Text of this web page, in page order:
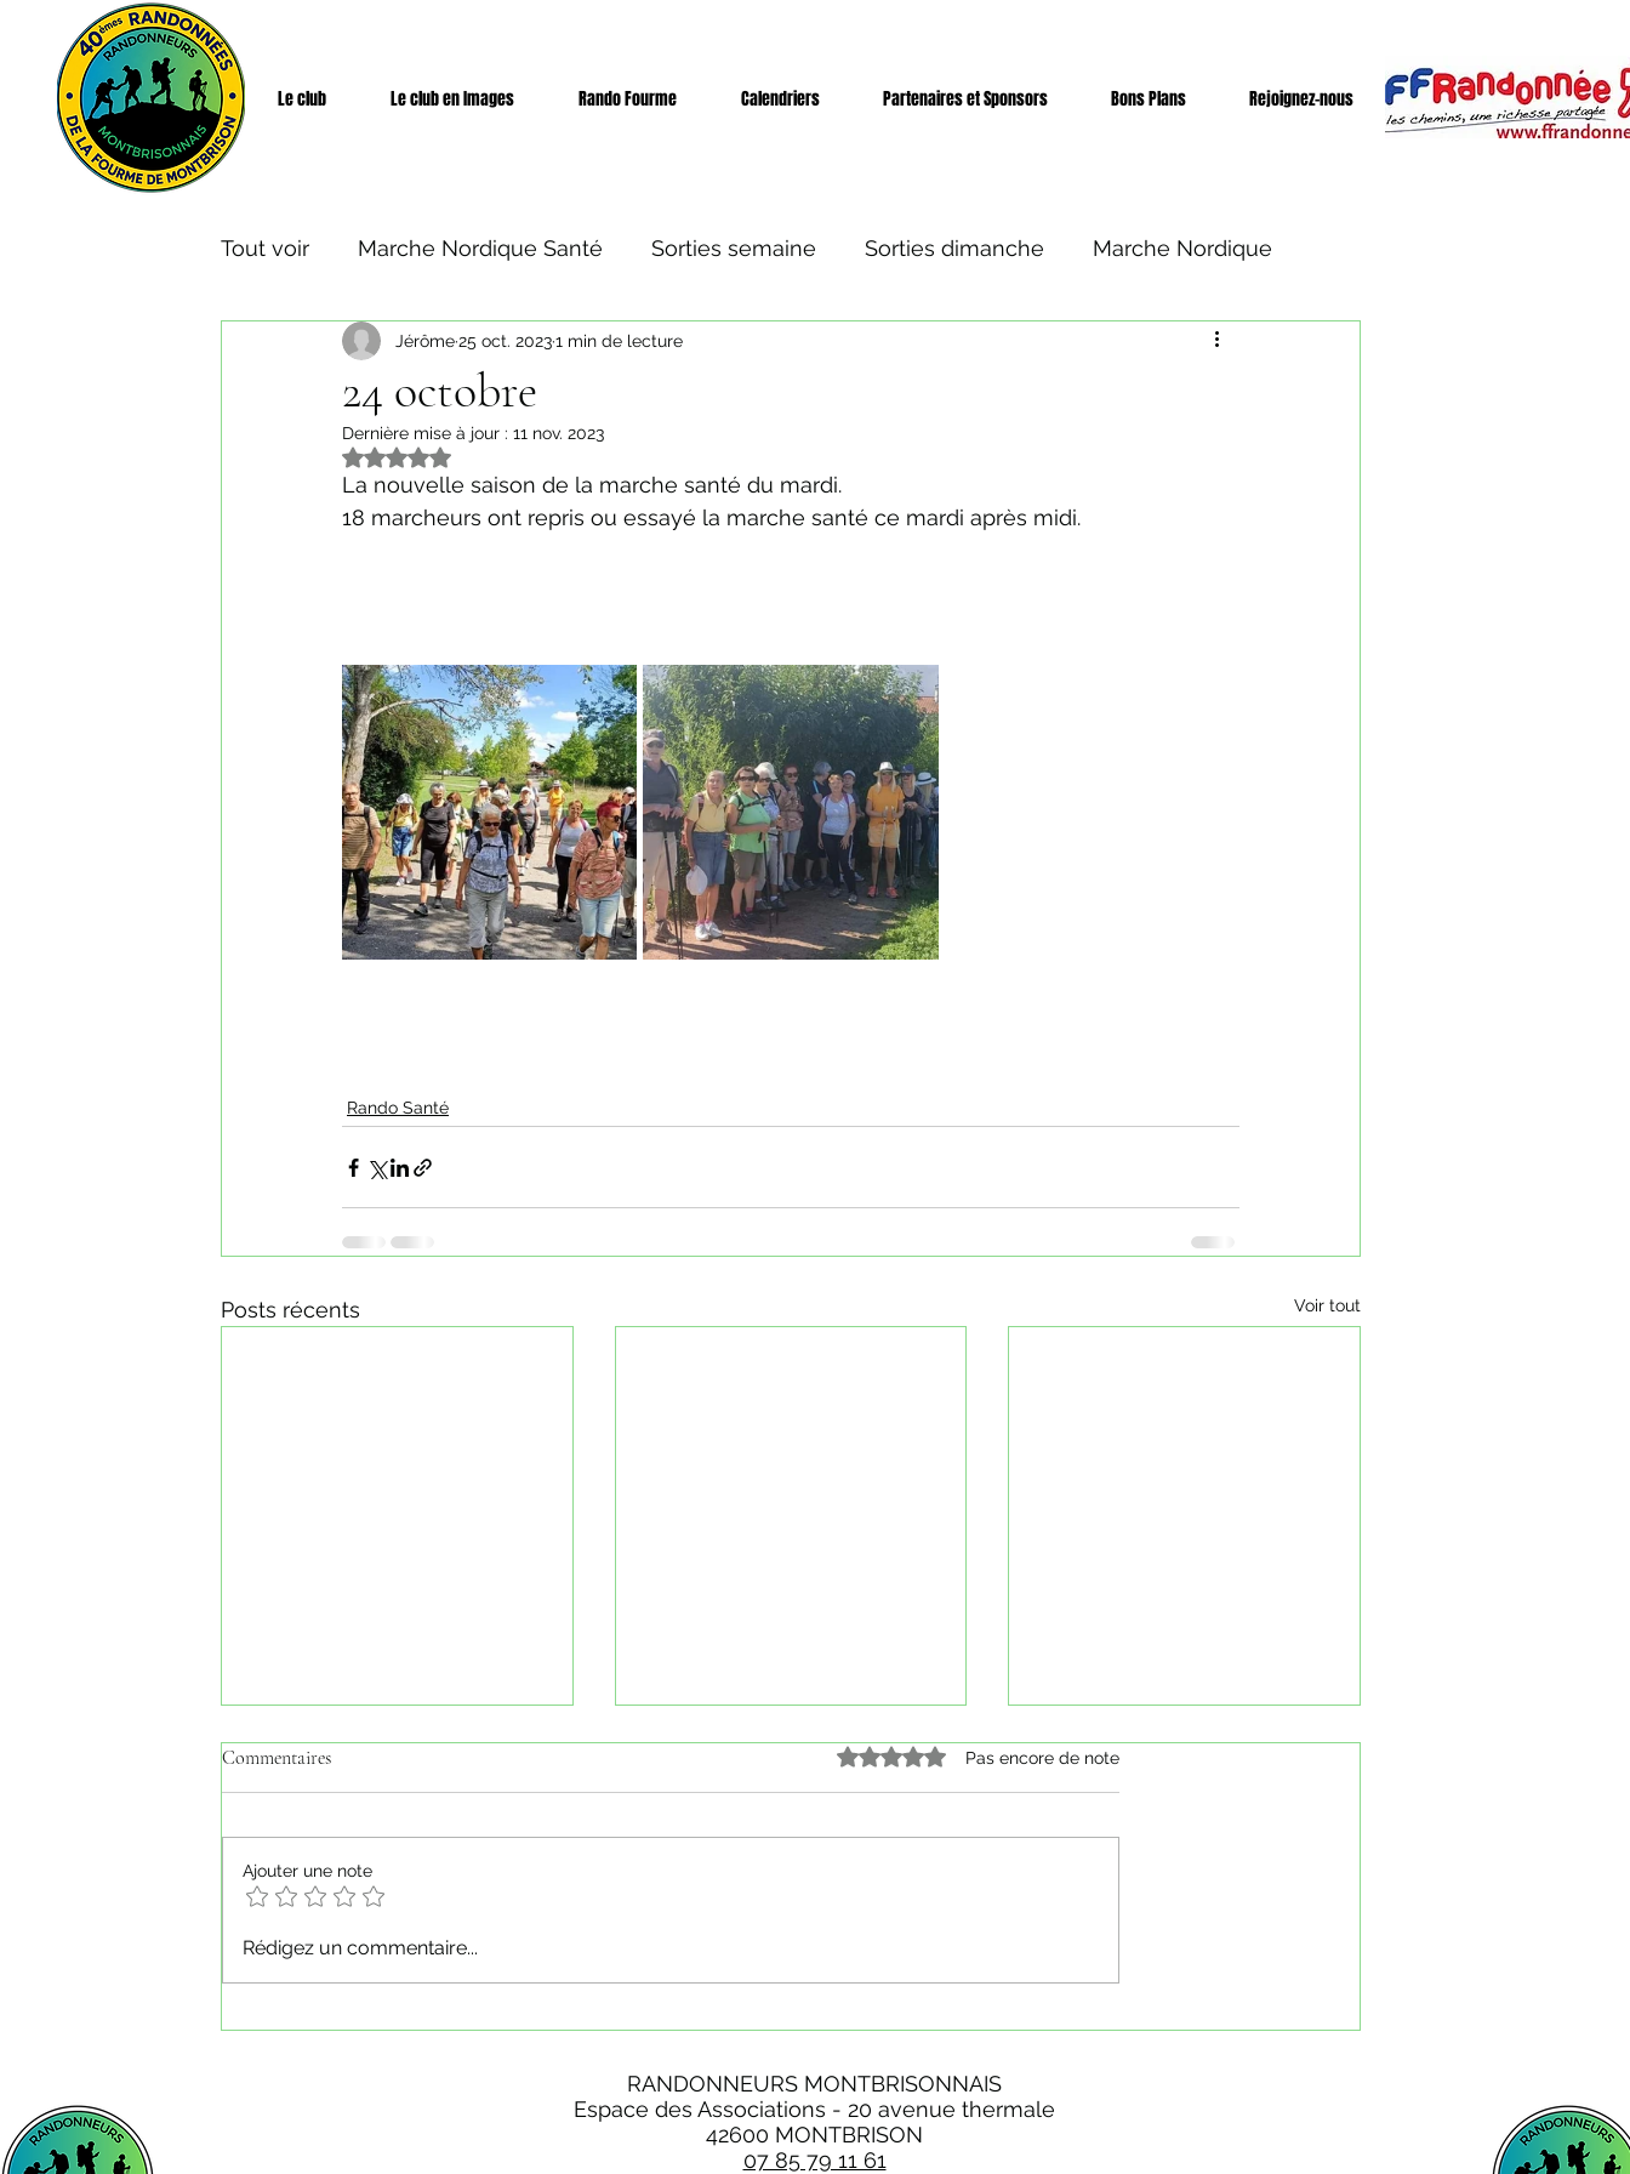
Le club Le club en Images Rando Fourme Calendriers Partenaires et Sponsors Bons Plans Rejoignez-nous
Tout voir Marche Nordique Santé Sorties semaine Sorties dimanche Marche Nordique
Rando Santé Week-end et séjours
24 octobre
Jérôme25 oct. 20231 min de lecture
Dernière mise à jour : 11 nov. 2023
Noté NaN étoiles sur 5.
La nouvelle saison de la marche santé du mardi.
18 marcheurs ont repris ou essayé la marche santé ce mardi après midi.
Rando Santé
Posts récents Voir tout
Du 23 au 25 mai 2026 - Les Rousses
Commentaires Noté 0 étoile sur 5.Pas encore de note
Ajouter une note
Rédigez un commentaire...
RANDONNEURS MONTBRISONNAIS
Espace des Associations - 20 avenue thermale
42600 MONTBRISON
07 85 79 11 61